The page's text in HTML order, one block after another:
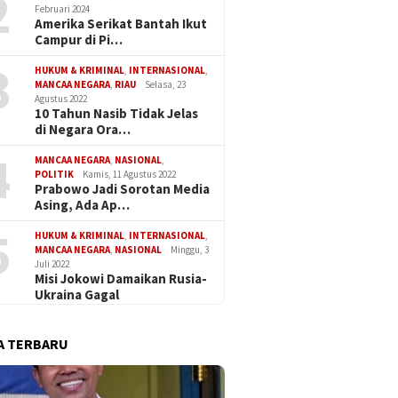
Permintaan Maaf
Pengganti Rp1,45 Miliar
Februari 2024
Amerika Serikat Bantah Ikut
Campur di Pi…
HUKUM & KRIMINAL, INTERNASIONAL,
MANCAA NEGARA, RIAU
Selasa, 23
Agustus 2022
10 Tahun Nasib Tidak Jelas
di Negara Ora…
MANCAA NEGARA, NASIONAL,
POLITIK
Kamis, 11 Agustus 2022
Prabowo Jadi Sorotan Media
Asing, Ada Ap…
HUKUM & KRIMINAL, INTERNASIONAL,
MANCAA NEGARA, NASIONAL
Minggu, 3
Juli 2022
Misi Jokowi Damaikan Rusia-
Ukraina Gagal
TERBARU